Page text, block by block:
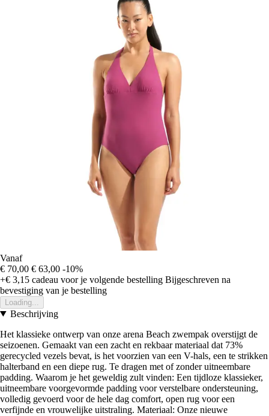
Vanaf
€ 70,00 € 63,00 -10%
+€ 3,15 cadeau voor je volgende bestelling Bijgeschreven na
bevestiging van je bestelling
Loading...
Beschrijving
Het klassieke ontwerp van onze arena Beach zwempak overstijgt de
seizoenen. Gemaakt van een zacht en rekbaar materiaal dat 73%
gerecycled vezels bevat, is het voorzien van een V-hals, een te strikken
halterband en een diepe rug. Te dragen met of zonder uitneembare
padding. Waarom je het geweldig zult vinden: Een tijdloze klassieker,
uitneembare voorgevormde padding voor verstelbare ondersteuning,
volledig gevoerd voor de hele dag comfort, open rug voor een
verfijnde en vrouwelijke uitstraling. Materiaal: Onze nieuwe